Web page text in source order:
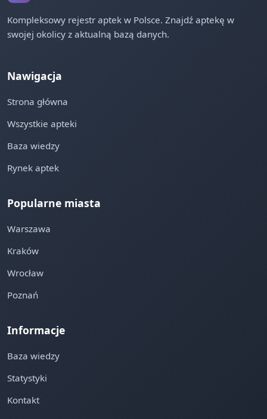
Kompleksowy rejestr aptek w Polsce. Znajdź aptekę w
swojej okolicy z aktualną bazą danych.
Nawigacja
Strona główna
Wszystkie apteki
Baza wiedzy
Rynek aptek
Popularne miasta
Warszawa
Kraków
Wrocław
Poznań
Informacje
Baza wiedzy
Statystyki
Kontakt